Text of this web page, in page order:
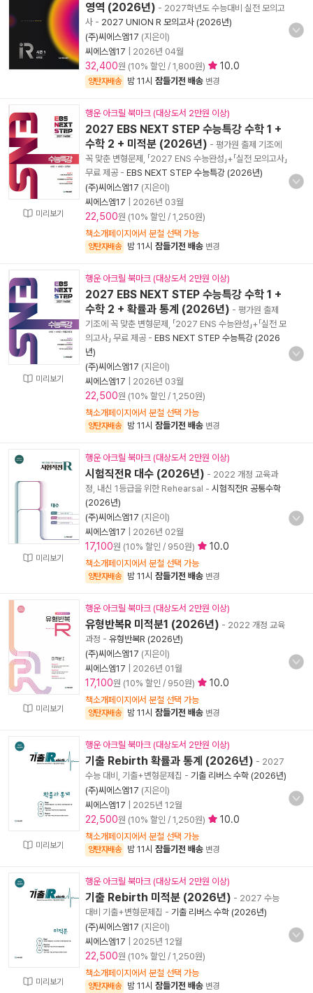
영역 (2026년) - 2027학년도 수능대비 실전 모의고
사 - 2027 UNION R 모의고사 (2026년)
(주)씨에스엠17 (지은이)
씨에스엠17
2026년 04월
32,400원 (10% 할인 / 1,800원) 10.0
양탄자배송 밤 11시 잠들기전 배송 변경
미리보기
행운 아크릴 북마크 (대상도서 2만원 이상)
2027 EBS NEXT STEP 수능특강 수학 1 +
수학 2 + 미적분 (2026년) - 평가원 출제 기조에
꼭 맞춘 변형문제, 「2027 ENS 수능완성」+「실전 모의고사」
무료 제공 - EBS NEXT STEP 수능특강 (2026년)
(주)씨에스엠17 (지은이)
씨에스엠17
2026년 03월
22,500원 (10% 할인 / 1,250원)
책소개페이지에서 분철 선택 가능
양탄자배송 밤 11시 잠들기전 배송 변경
미리보기
행운 아크릴 북마크 (대상도서 2만원 이상)
2027 EBS NEXT STEP 수능특강 수학 1 +
수학 2 + 확률과 통계 (2026년) - 평가원 출제
기조에 꼭 맞춘 변형문제, 「2027 ENS 수능완성」+「실전 모
의고사」 무료 제공 - EBS NEXT STEP 수능특강 (2026
년)
(주)씨에스엠17 (지은이)
씨에스엠17
2026년 03월
22,500원 (10% 할인 / 1,250원)
책소개페이지에서 분철 선택 가능
양탄자배송 밤 11시 잠들기전 배송 변경
미리보기
행운 아크릴 북마크 (대상도서 2만원 이상)
시험직전R 대수 (2026년) - 2022 개정 교육과
정, 내신 1등급을 위한 Rehearsal - 시험직전R 공통수학
(2026년)
(주)씨에스엠17 (지은이)
씨에스엠17
2026년 02월
17,100원 (10% 할인 / 950원) 10.0
책소개페이지에서 분철 선택 가능
양탄자배송 밤 11시 잠들기전 배송 변경
미리보기
행운 아크릴 북마크 (대상도서 2만원 이상)
유형반복R 미적분1 (2026년) - 2022 개정 교육
과정 - 유형반복R (2026년)
(주)씨에스엠17 (지은이)
씨에스엠17
2026년 01월
17,100원 (10% 할인 / 950원) 10.0
책소개페이지에서 분철 선택 가능
양탄자배송 밤 11시 잠들기전 배송 변경
미리보기
행운 아크릴 북마크 (대상도서 2만원 이상)
기출 Rebirth 확률과 통계 (2026년) - 2027
수능 대비, 기출+변형문제집 - 기출 리버스 수학 (2026년)
(주)씨에스엠17 (지은이)
씨에스엠17
2025년 12월
22,500원 (10% 할인 / 1,250원) 10.0
책소개페이지에서 분철 선택 가능
양탄자배송 밤 11시 잠들기전 배송 변경
미리보기
행운 아크릴 북마크 (대상도서 2만원 이상)
기출 Rebirth 미적분 (2026년) - 2027 수능
대비 기출+변형문제집 - 기출 리버스 수학 (2026년)
(주)씨에스엠17 (지은이)
씨에스엠17
2025년 12월
22,500원 (10% 할인 / 1,250원)
책소개페이지에서 분철 선택 가능
양탄자배송 밤 11시 잠들기전 배송 변경